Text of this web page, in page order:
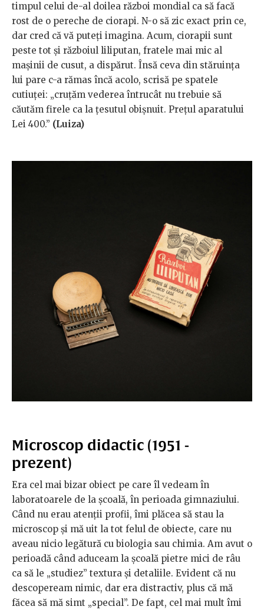
timpul celui de-al doilea război mondial ca să facă
rost de o pereche de ciorapi. N-o să zic exact prin ce,
dar cred că vă puteți imagina. Acum, ciorapii sunt
peste tot și războiul liliputan, fratele mai mic al
mașinii de cusut, a dispărut. Însă ceva din stăruința
lui pare c-a rămas încă acolo, scrisă pe spatele
cutiuței: „cruțăm vederea întrucât nu trebuie să
căutăm firele ca la țesutul obișnuit. Prețul aparatului
Lei 400.” (Luiza)
Microscop didactic (1951 -
prezent)
Era cel mai bizar obiect pe care îl vedeam în
laboratoarele de la școală, în perioada gimnaziului.
Când nu erau atenții profii, îmi plăcea să stau la
microscop și mă uit la tot felul de obiecte, care nu
aveau nicio legătură cu biologia sau chimia. Am avut o
perioadă când aduceam la școală pietre mici de râu
ca să le „studiez” textura și detaliile. Evident că nu
descopeream nimic, dar era distractiv, plus că mă
făcea să mă simt „special”. De fapt, cel mai mult îmi